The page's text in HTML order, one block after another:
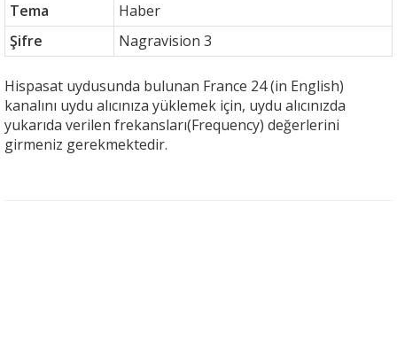
Tema
Haber
Şifre
Nagravision 3
Hispasat uydusunda bulunan France 24 (in English)
kanalını uydu alıcınıza yüklemek için, uydu alıcınızda
yukarıda verilen frekansları(Frequency) değerlerini
girmeniz gerekmektedir.